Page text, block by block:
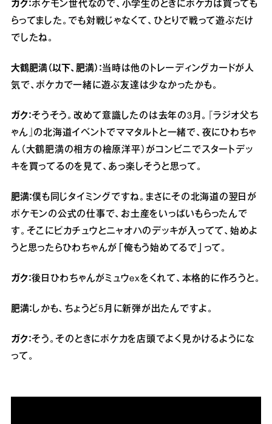
ガク：ポケモン世代なので、小学生のときにポケカは買っても
らってました。でも対戦じゃなくて、ひとりで戦って遊ぶだけ
でしたね。
大鶴肥満（以下、肥満）：当時は他のトレーディングカードが人
気で、ポケカで一緒に遊ぶ友達は少なかったかも。
ガク：そうそう。改めて意識したのは去年の3月。『ラジオ父ち
ゃん』の北海道イベントでママタルトと一緒で、夜にひわちゃ
ん（大鶴肥満の相方の檜原洋平）がコンビニでスタートデッ
キを買ってるのを見て、あっ楽しそうと思って。
肥満：僕も同じタイミングですね。まさにその北海道の翌日が
ポケモンの公式の仕事で、お土産をいっぱいもらったんで
す。そこにピカチュウとニャオハのデッキが入ってて、始めよ
うと思ったらひわちゃんが「俺もう始めてるで」って。
ガク：後日ひわちゃんがミュウexをくれて、本格的に作ろうと。
肥満：しかも、ちょうど5月に新弾が出たんですよ。
ガク：そう。そのときにポケカを店頭でよく見かけるようにな
って。